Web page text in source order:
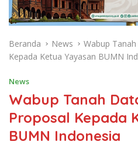
Beranda News
Wabup
Kepada Ketua Yayasan BUMN
News
Wabup Tanah
Proposal Kepada
BUMN Indonesia